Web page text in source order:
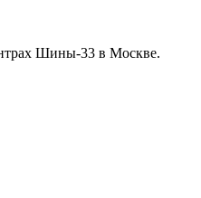
Шины-33 в Москве.